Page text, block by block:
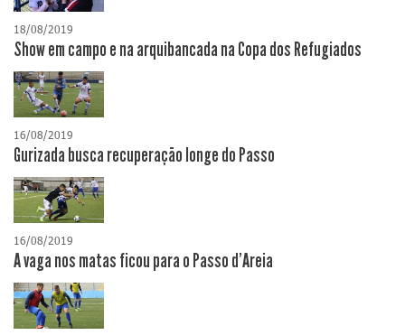
18/08/2019
Show em campo e na arquibancada na Copa dos Refugiados
16/08/2019
Gurizada busca recuperação longe do Passo
16/08/2019
A vaga nos matas ficou para o Passo d'Areia